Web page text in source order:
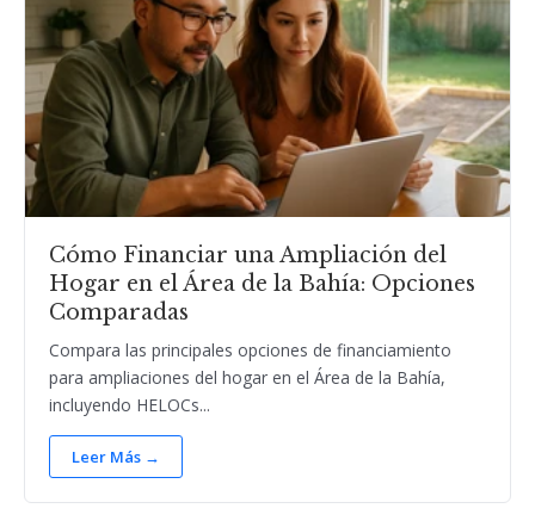
Cómo Financiar una Ampliación del
Hogar en el Área de la Bahía: Opciones
Comparadas
Compara las principales opciones de financiamiento
para ampliaciones del hogar en el Área de la Bahía,
incluyendo HELOCs...
Leer Más →